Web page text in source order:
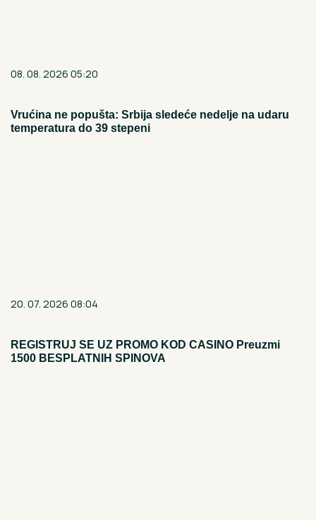
08. 08. 2026 05:20
Vrućina ne popušta: Srbija sledeće nedelje na udaru
temperatura do 39 stepeni
20. 07. 2026 08:04
REGISTRUJ SE UZ PROMO KOD CASINO Preuzmi
1500 BESPLATNIH SPINOVA